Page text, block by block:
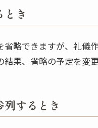
き
略できますが、礼儀
果、省略の予定を変
するとき